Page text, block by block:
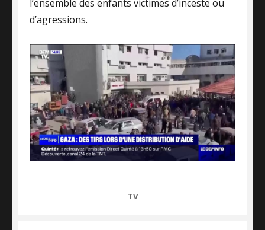
l’ensemble des enfants victimes d’inceste ou
d’agressions.
CATEGORIES
TV